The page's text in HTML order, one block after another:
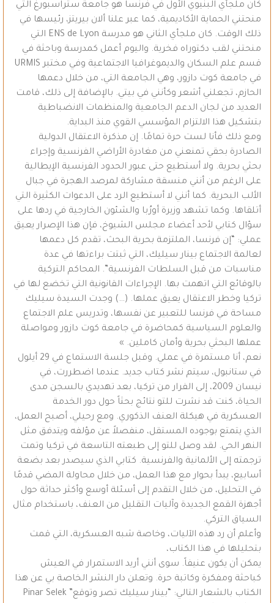
كان ملجأي البنيوي الأول في فرنسا هو جامعة ستراسبورغ التي
منحتني الحماية الأكاديمية، كما عبر علنا ألان بيريتز، رئيسها في
ذلك الوقت. كان ملجأي الثاني هو مدرسة ENS de Lyon التي
منحتني لقب دكتوراه فخرية. واليوم أعمل كمدرسة وباحثة في
قسم علم السكان والديموغرافيا الاجتماعية وفي مختبر URMIS
في جامعة كوت دازور، وهي الجامعة التي، من خلال دعمها
الحازم، تجعلني أشعر وكأنني في بيتي. بالإضافة إلى ذلك، قامت
العديد من لجان الدعم الجامعية والمنظمات الانضباطية
بتشكيل هذا الالتزام المؤسسي القوي منذ البداية.
ومع ذلك فأنا لست حرة تمامًا. إن مذكرة الاعتقال الدولية
الصادرة بحقي تمنعني من مغادرة الأراضي الفرنسية وإجراء
بحثي بحرية. ولا أستطيع حتى عبور الحدود الفرنسية الإيطالية
على الرغم من أنني منسقة مشاركة لمرصد الهجرة في جبال
الألب البحرية. كما أنني لا أستطيع الرد على الدعوات الكثيرة التي
أتلقاها. وكما تشهد وزيرة أورُبا والشئون الخارجية في ردها على
سؤال كتابي لأحد أعضاء مجلس الشيوخ، فإن هذا الإصرار يعيق
عملي: “إن فرنسا، الملتزمة بحرية البحث، تقدم كل دعمها
لعالمة الاجتماع بينار سيليك، التي ثبتت براءتها في عدة
مناسبات من قبل السلطات الفرنسية”. المحاكم التركية
بالوقائع التي اتهمت بها. الإجراءات القانونية التي تخضع لها في
تركيا وخطر الاعتقال يعيق عملها. (…) وجدت السيدة سيليك
مساحة في فرنسا للتعبير عن نفسها، وتدريس علم الاجتماع
والعلوم السياسية كمحاضرة في جامعة كوت دازور ومواصلة
عملها البحثي بحرية وأمان كاملين. »
نعم، أنا مستمرة في عملي. وقبل جلسة الاستماع في 29 أيلول
في ستانبول، سيتم نشر كتاب جديد. عندما اضطررت، في
نيسان 2009، إلى الفرار من تركيا، بعد تهديدي بالسجن مدى
الحياة، كنت قد نشرت للتو نتائج بحثاً حول دور الخدمة
العسكرية في هيكلة العنف الذكوري. ومع رحيلي، أصبح العمل،
الذي يتمتع بوجوده المستقل، منفصلاً عن مؤلفه ويتدفق مثل
النهر الحي. لقد وصل للتو إلى طبعته التاسعة في تركيا وتمت
ترجمته إلى الألمانية والفرنسية. كتابي الذي سيصدر بعد بضعة
أسابيع، يبدأ بحوار مع هذا العمل، من خلال محاولة المضي قدمًا
في التحليل، من خلال التقدم إلى أسئلة أوسع وأكثر حداثة حول
أجهزة القمع الجديدة وآليات التقليل من العنف، باستخدام مثال
السياق التركي.
وأعلم أن رد هذه الآليات، وخاصة شبه العسكرية، التي قمت
بتحليلها في هذا الكتاب،
يمكن أن يكون عنيفاً. سوى أنني أريد الاستمرار في العيش
كباحثة ومفكرة وكاتبة حرة. وتعلن دار النشر الخاصة بي عن هذا
الكتاب بالشعار التالي: “بينار سيليك تصر وتوقع” Pinar Selek